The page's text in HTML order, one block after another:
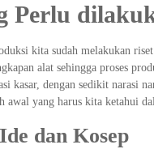
Perlu
kita sudah melakukan
alat sehingga proses
kasar, dengan sedikit narasi
awal yang harus kita ketahui
dan Kosep